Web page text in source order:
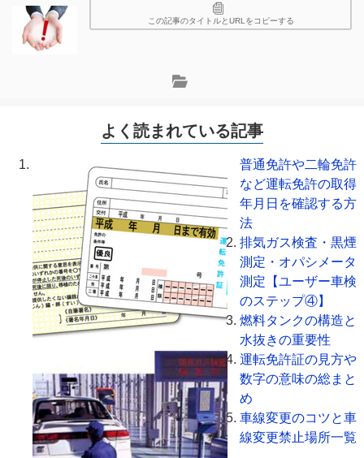
この記事のタイトルとURLをコピーする
よく読まれている記事
普通免許や二輪免許
など運転免許の取得
年月日を確認する方
法
排気ガス検査・黒煙
測定・オパシメータ
測定【ユーザー車検
のステップ④】
燃料タンクの構造と
水抜きの重要性
運転免許証の見方や
数字の意味の総まと
め
車線変更のコツと車
線変更禁止場所一覧